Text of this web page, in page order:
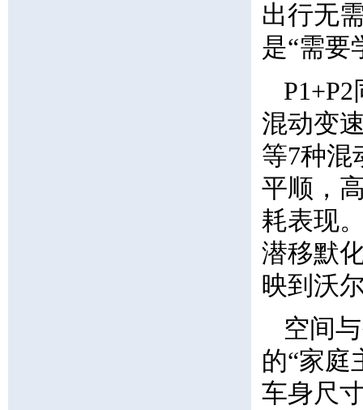
出行无
是“需要
混动变
等7种混
平顺，
耗表现
潜移默
映到沃
空间
的“家庭
车身尺